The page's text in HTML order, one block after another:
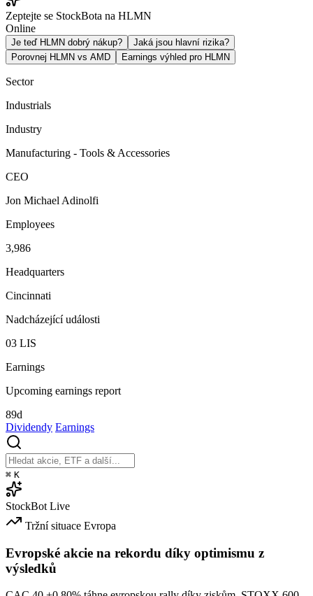
Zeptejte se StockBota na HLMN
Online
Je teď HLMN dobrý nákup?
Jaká jsou hlavní rizika?
Porovnej HLMN vs AMD
Earnings výhled pro HLMN
Sector
Industrials
Industry
Manufacturing - Tools & Accessories
CEO
Jon Michael Adinolfi
Employees
3,986
Headquarters
Cincinnati
Nadcházející události
03 LIS
Earnings
Upcoming earnings report
89d
Dividendy Earnings
⌘ K
StockBot Live
Tržní situace Evropa
Evropské akcie na rekordu díky optimismu z
výsledků